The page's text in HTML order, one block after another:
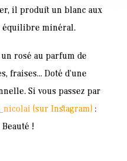
il produit un blanc aux
équilibre minéral.
rosé au parfum de
fraises… Doté d’une
Si vous passez par
(sur Instagram) :
!